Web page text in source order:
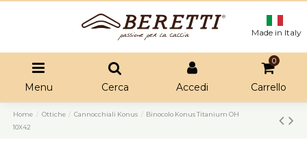
Made in Italy
Menu Cerca Accedi
0
Carrello
Home Ottiche Cannocchiali Konus
Binocolo Konus Titanium OH
10X42